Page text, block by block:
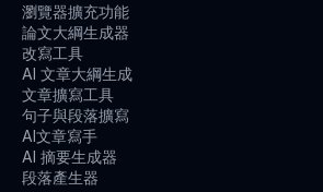
瀏覽器擴充功能
論文大綱生成器
改寫工具
AI 文章大綱生成
文章擴寫工具
句子與段落擴寫
AI文章寫手
AI 摘要生成器
段落產生器